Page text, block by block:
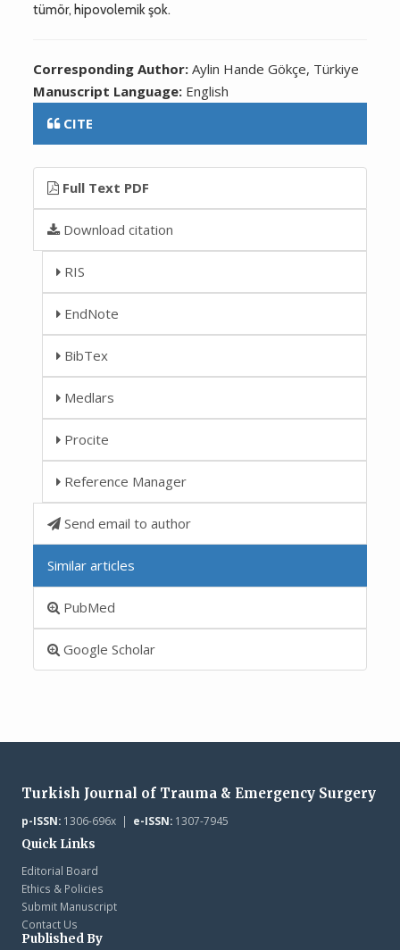
tümör, hipovolemik şok.
Corresponding Author:Aylin Hande Gökçe, Türkiye
Manuscript Language: English
CITE
Full Text PDF
Download citation
RIS
EndNote
BibTex
Medlars
Procite
Reference Manager
Send email to author
Similar articles
PubMed
Google Scholar
Turkish Journal of Trauma & Emergency Surgery
p-ISSN:1306-696x | e-ISSN:1307-7945
Quick Links
Editorial Board
Ethics & Policies
Submit Manuscript
Contact Us
Published By